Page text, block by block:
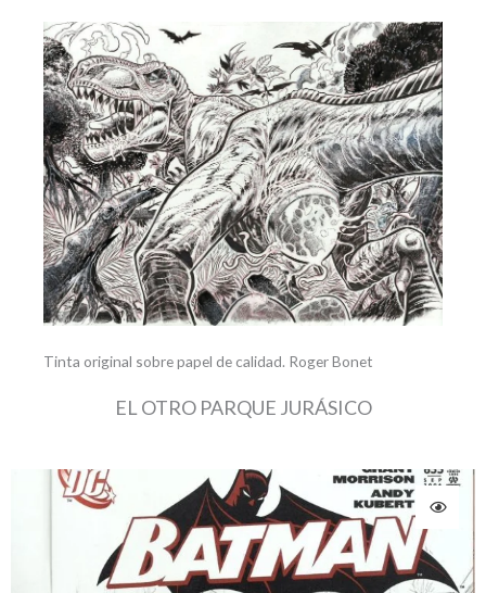
Tinta original sobre papel de calidad. Roger Bonet
EL OTRO PARQUE JURÁSICO
El
precio
original
era:
250,00 €.
precio
actual
es:
225,00 €.
El
precio
original
era:
250,00 €.
precio
actual
es:
235,00 €.